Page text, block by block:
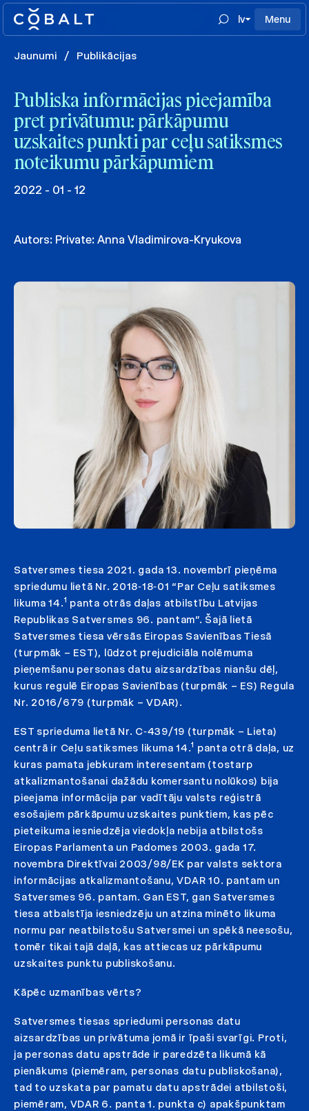
lv Menu
Jaunumi / Publikācijas
Publiska informācijas pieejamība
pret privātumu: pārkāpumu
uzskaites punkti par ceļu satiksmes
noteikumu pārkāpumiem
2022 - 01 - 12
Autors: Private: Anna Vladimirova-Kryukova
Satversmes tiesa 2021. gada 13. novembrī pieņēma
spriedumu lietā Nr. 2018‑18‑01 “Par Ceļu satiksmes
likuma 14.1 panta otrās daļas atbilstību Latvijas
Republikas Satversmes 96. pantam”. Šajā lietā
Satversmes tiesa vērsās Eiropas Savienības Tiesā
(turpmāk – EST), lūdzot prejudiciāla nolēmuma
pieņemšanu personas datu aizsardzības nianšu dēļ,
kurus regulē Eiropas Savienības (turpmāk – ES) Regula
Nr. 2016/679 (turpmāk – VDAR).
EST sprieduma lietā Nr. C‑439/19 (turpmāk – Lieta)
centrā ir Ceļu satiksmes likuma 14.1 panta otrā daļa, uz
kuras pamata jebkuram interesentam (tostarp
atkalizmantošanai dažādu komersantu nolūkos) bija
pieejama informācija par vadītāju valsts reģistrā
esošajiem pārkāpumu uzskaites punktiem, kas pēc
pieteikuma iesniedzēja viedokļa nebija atbilstošs
Eiropas Parlamenta un Padomes 2003. gada 17.
novembra Direktīvai 2003/98/EK par valsts sektora
informācijas atkalizmantošanu, VDAR 10. pantam un
Satversmes 96. pantam. Gan EST, gan Satversmes
tiesa atbalstīja iesniedzēju un atzina minēto likuma
normu par neatbilstošu Satversmei un spēkā neesošu,
tomēr tikai tajā daļā, kas attiecas uz pārkāpumu
uzskaites punktu publiskošanu.
Kāpēc uzmanības vērts?
Satversmes tiesas spriedumi personas datu
aizsardzības un privātuma jomā ir īpaši svarīgi. Proti,
ja personas datu apstrāde ir paredzēta likumā kā
pienākums (piemēram, personas datu publiskošana),
tad to uzskata par pamatu datu apstrādei atbilstoši,
piemēram, VDAR 6. panta 1. punkta c) apakšpunktam